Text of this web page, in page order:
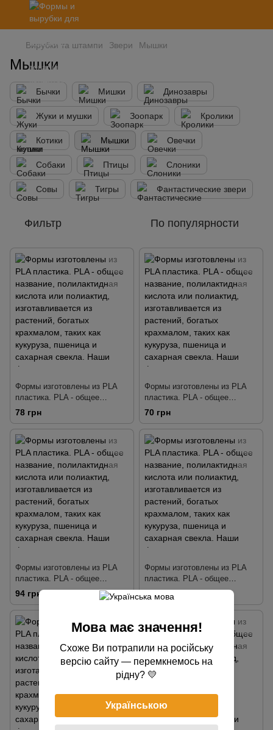
Вирубки та штампи Звери Мышки
Мышки
Бычки Мишки Динозавры
Жуки и мушки Зоопарк Кролики
Котики Мышки Овечки
Собаки Птицы Слоники
Совы Тигры Фантастические звери
Фильтр По популярности
Формы изготовлены из PLA
пластика. PLA - общее
название, полилактидная
кислота или полиактид,
изготавливается из растений,
богатых крахмалом, таких как
кукуруза, пшеница и сахарная
свекла. Наши формы
тщательно разработаны так,
детализа
78 грн
Формы изготовлены из PLA
пластика. PLA - общее
название, полилактидная
кислота или полиактид,
изготавливается из растений,
богатых крахмалом, таких как
кукуруза, пшеница и сахарная
свекла. Наши формы
тщательно разработаны так,
детализа
70 грн
Формы изготовлены из PLA
пластика. PLA - общее
название, полилактидная
кислота или полиактид,
изготавливается из растений,
богатых крахмалом, таких как
кукуруза, пшеница и сахарная
свекла. Наши формы
тщательно разработаны так,
чтобы делать четкую
94 грн
Формы изготовлены из PLA
пластика. PLA - общее
название, полилактидная
кислота или полиактид,
изготавливается из растений,
богатых крахмалом, таких как
кукуруза, пшеница и сахарная
свекла. Наши формы
тщательно разработаны так,
чтобы делать четкую
детализа
90 грн
Мова має значення!
Схоже Ви потрапили на російську
версію сайту — перемкнемось на
рідну? 💛
Українською